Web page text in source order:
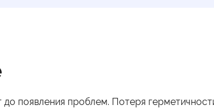
появления проблем. Потеря